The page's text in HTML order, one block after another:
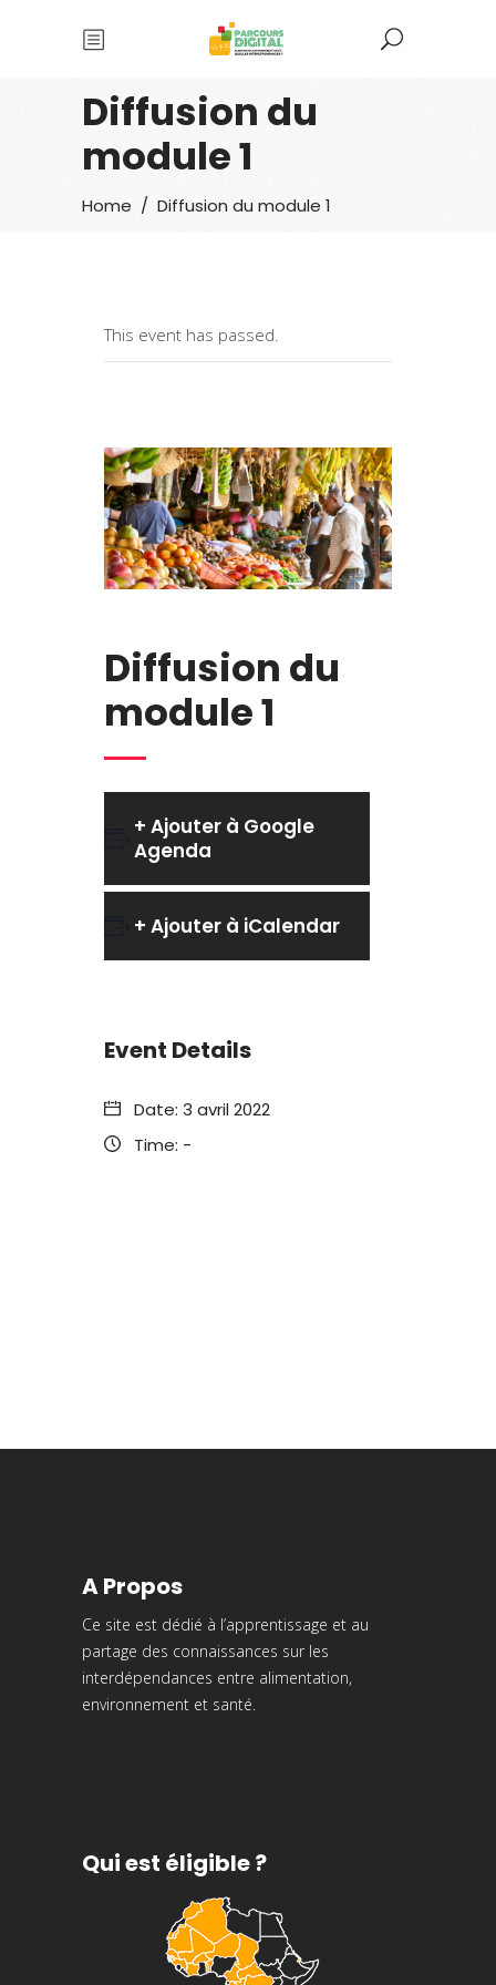
Diffusion du
module 1
Home / Diffusion du module 1
This event has passed.
Diffusion du
module 1
+ Ajouter à Google
Agenda
+ Ajouter à iCalendar
Event Details
Date: 3 avril 2022
Time: -
A Propos
Ce site est dédié à l’apprentissage et au
partage des connaissances sur les
interdépendances entre alimentation,
environnement et santé.
Qui est éligible ?